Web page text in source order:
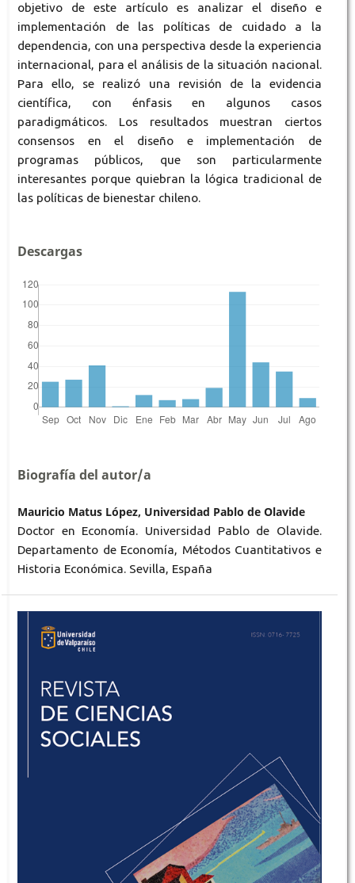
objetivo de este artículo es analizar el diseño e
implementación de las políticas de cuidado a la
dependencia, con una perspectiva desde la experiencia
internacional, para el análisis de la situación nacional.
Para ello, se realizó una revisión de la evidencia
científica, con énfasis en algunos casos
paradigmáticos. Los resultados muestran ciertos
consensos en el diseño e implementación de
programas públicos, que son particularmente
interesantes porque quiebran la lógica tradicional de
las políticas de bienestar chileno.
Descargas
Biografía del autor/a
Mauricio Matus López, Universidad Pablo de Olavide
Doctor en Economía. Universidad Pablo de Olavide.
Departamento de Economía, Métodos Cuantitativos e
Historia Económica. Sevilla, España